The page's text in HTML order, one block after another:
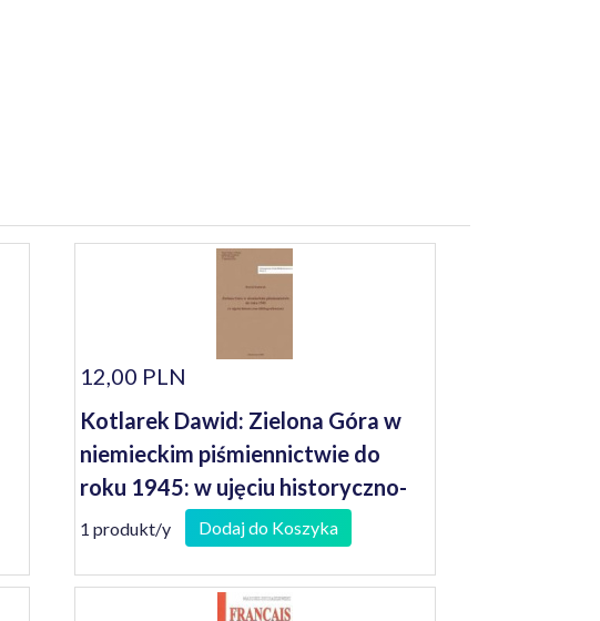
12,00 PLN
Kotlarek Dawid: Zielona Góra w
niemieckim piśmiennictwie do
roku 1945: w ujęciu historyczno-
bibliograficznym
1 produkt/y Dodaj do Koszyka